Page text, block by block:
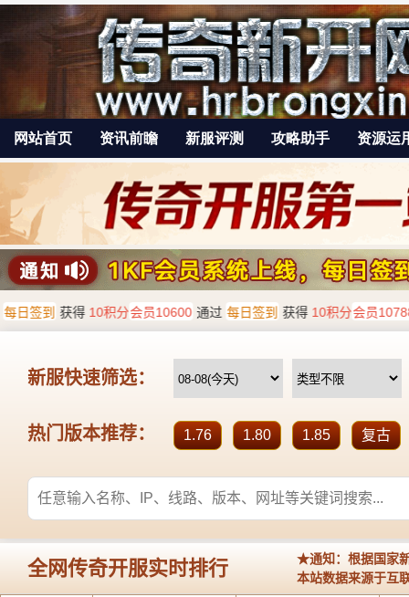
网站首页 资讯前瞻 新服评测 攻略助手 资源运